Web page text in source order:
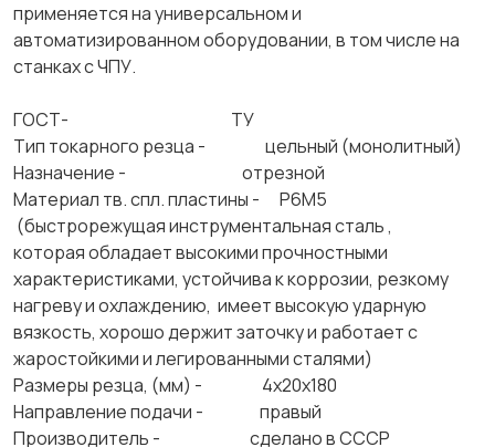
применяется на универсальном и
автоматизированном оборудовании, в том числе на
станках с ЧПУ.
ГОСТ- ТУ
Тип токарного резца - цельный (монолитный)
Назначение - отрезной
Материал тв. спл. пластины - Р6М5
(быстрорежущая инструментальная сталь ,
которая обладает высокими прочностными
характеристиками, устойчива к коррозии, резкому
нагреву и охлаждению, имеет высокую ударную
вязкость, хорошо держит заточку и работает с
жаростойкими и легированными сталями)
Размеры резца, (мм) - 4х20х180
Направление подачи - правый
Производитель - сделано в СССР